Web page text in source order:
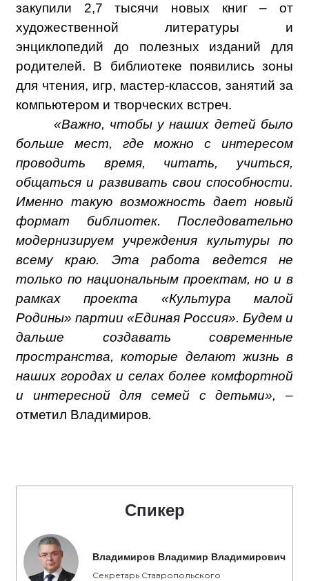
закупили 2,7 тысячи новых книг – от
художественной литературы и
энциклопедий до полезных изданий для
родителей. В библиотеке появились зоны
для чтения, игр, мастер-классов, занятий за
компьютером и творческих встреч.
«Важно, чтобы у наших детей было
больше мест, где можно с интересом
проводить время, читать, учиться,
общаться и развивать свои способности.
Именно такую возможность дает новый
формат библиотек. Последовательно
модернизируем учреждения культуры по
всему краю. Эта работа ведется не
только по национальным проектам, но и в
рамках проекта «Культура малой
Родины» партии «Единая Россия». Будем и
дальше создавать современные
пространства, которые делают жизнь в
наших городах и селах более комфортной
и интересной для семей с детьми», –
отметил Владимиров.
Спикер
Владимиров Владимир Владимирович
Секретарь Ставропольского